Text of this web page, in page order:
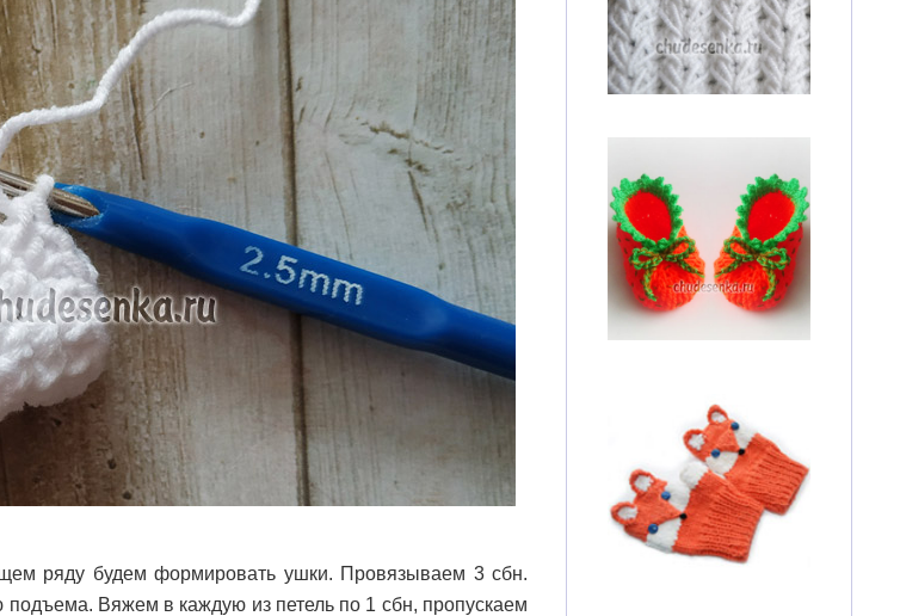
ряду будем формировать ушки. Провязываем 3 сбн.
Вяжем в каждую из петель по 1 сбн, пропускаем